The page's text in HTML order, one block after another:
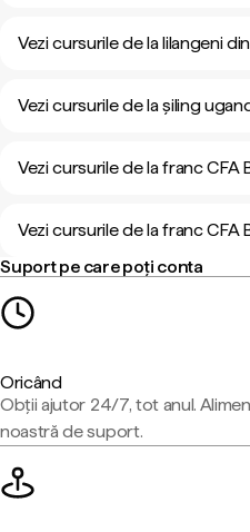
Vezi cursurile de la lilangeni
Vezi cursurile de la șiling
Vezi cursurile de la franc CFA
Vezi cursurile de la franc CFA
Suport pe care poți conta
Oricând
Obții ajutor 24/7, tot anul.
noastră de suport.